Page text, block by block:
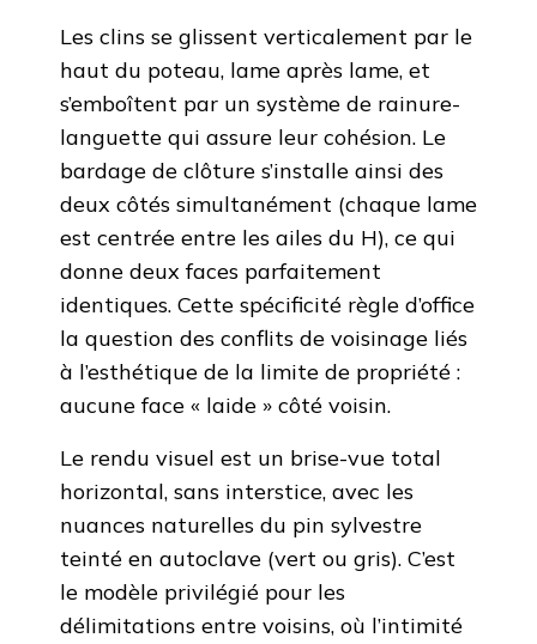
Les clins se glissent verticalement par le
haut du poteau, lame après lame, et
s’emboîtent par un système de rainure-
languette qui assure leur cohésion. Le
bardage de clôture s’installe ainsi des
deux côtés simultanément (chaque lame
est centrée entre les ailes du H), ce qui
donne deux faces parfaitement
identiques. Cette spécificité règle d’office
la question des conflits de voisinage liés
à l’esthétique de la limite de propriété :
aucune face « laide » côté voisin.
Le rendu visuel est un brise-vue total
horizontal, sans interstice, avec les
nuances naturelles du pin sylvestre
teinté en autoclave (vert ou gris). C’est
le modèle privilégié pour les
délimitations entre voisins, où l’intimité